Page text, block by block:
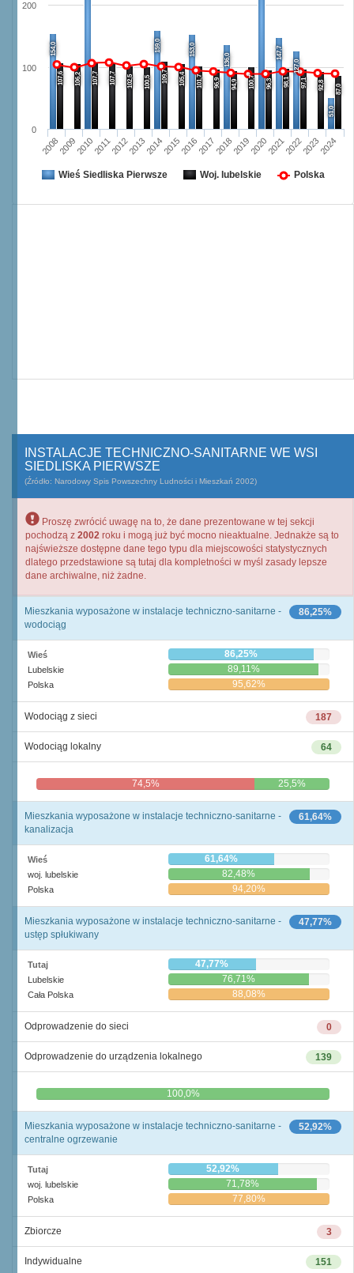
154,0 159,0 153,0
136,0
147,7
127,0
51,0
107,6 106,2 107,7 107,7 102,5 100,5 109,7 105,4 101,7 96,9 94,9 100,7 96,3 98,1 97,1 92,8 87,0
20082009201020112012201320142015201620172018201920202021202220232024
0
100
200
Wieś Siedliska Pierwsze Woj. lubelskie Polska
INSTALACJE TECHNICZNO-SANITARNE WE WSI
SIEDLISKA PIERWSZE
(Źródło: Narodowy Spis Powszechny Ludności i Mieszkań 2002)
Proszę zwrócić uwagę na to, że dane prezentowane w tej sekcji
pochodzą z 2002 roku i mogą już być mocno nieaktualne. Jednakże są to
najświeższe dostępne dane tego typu dla miejscowości statystycznych
dlatego przedstawione są tutaj dla kompletności w myśl zasady lepsze
dane archiwalne, niż żadne.
86,25%
Mieszkania wyposażone w instalacje techniczno-sanitarne -
wodociąg
Wieś 86,25%
Lubelskie 89,11%
Polska 95,62%
187
Wodociąg z sieci
64
Wodociąg lokalny
74,5% 25,5%
61,64%
Mieszkania wyposażone w instalacje techniczno-sanitarne -
kanalizacja
Wieś 61,64%
woj. lubelskie 82,48%
Polska 94,20%
47,77%
Mieszkania wyposażone w instalacje techniczno-sanitarne -
ustęp spłukiwany
Tutaj 47,77%
Lubelskie 76,71%
Cała Polska 88,08%
0
Odprowadzenie do sieci
139
Odprowadzenie do urządzenia lokalnego
0,0% 100,0%
52,92%
Mieszkania wyposażone w instalacje techniczno-sanitarne -
centralne ogrzewanie
Tutaj 52,92%
woj. lubelskie 71,78%
Polska 77,80%
3
Zbiorcze
151
Indywidualne